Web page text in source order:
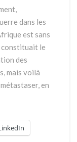
dans les
est sans
constituait le
des
mais voilà
en